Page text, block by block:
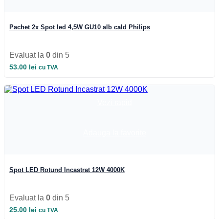
Iluminat stradal
Module LED
Automatizari si Smart
Pachet 2x Spot led 4,5W GU10 alb cald Philips
Evaluat la 0 din 5
53.00 lei cu TVA
Spot LED Rotund Incastrat 12W 4000K
Evaluat la 0 din 5
25.00 lei cu TVA